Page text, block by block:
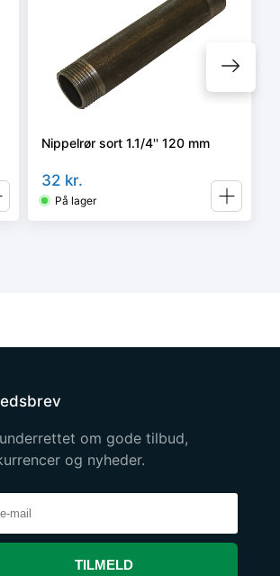
Nippelrør sort 1.1/4'' 120 mm
32 kr.
På lager
om gode tilbud,
og nyheder.
TILMELD